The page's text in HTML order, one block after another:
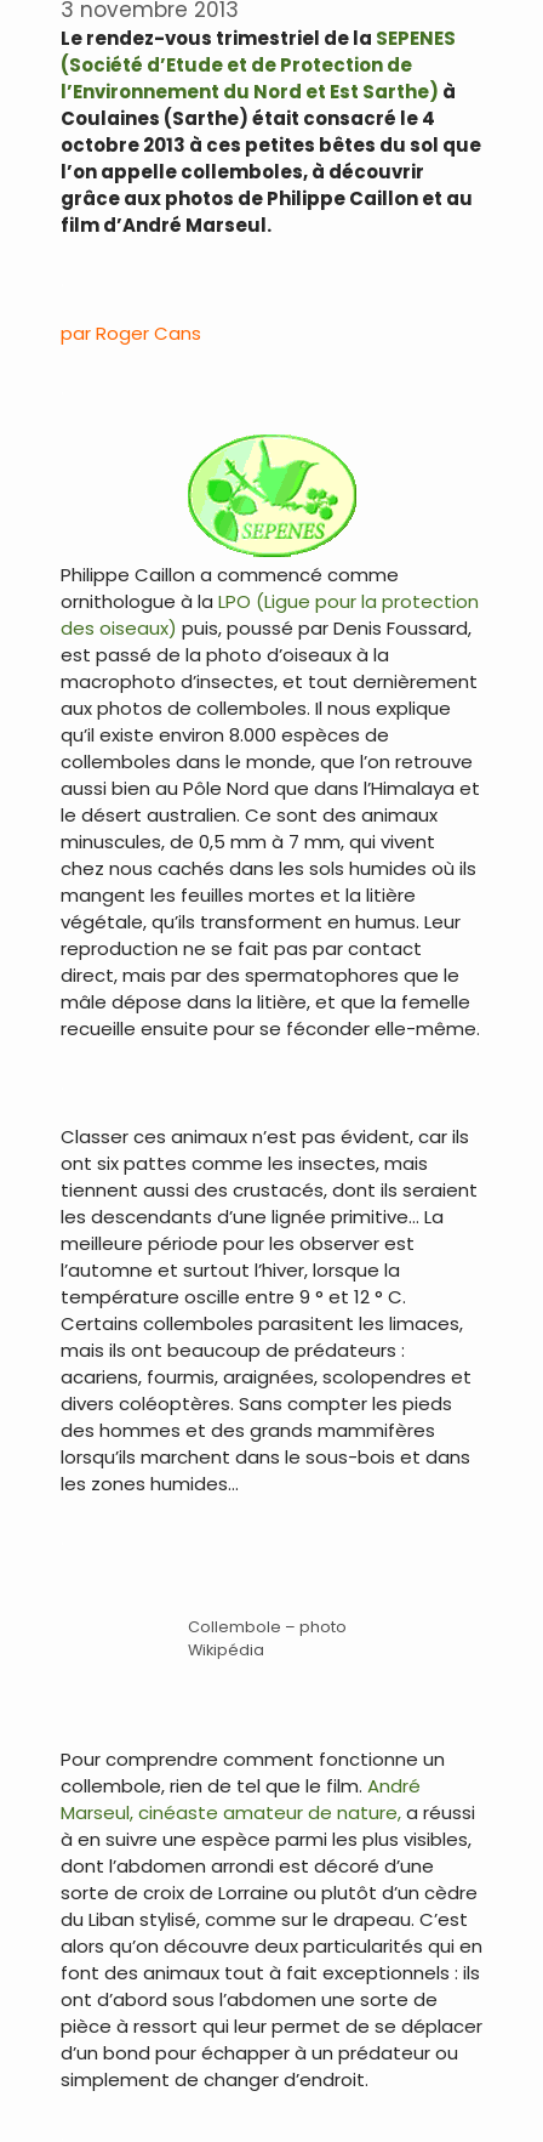
3 novembre 2013
Le rendez-vous trimestriel de la SEPENES
(Société d’Etude et de Protection de
l’Environnement du Nord et Est Sarthe) à
Coulaines (Sarthe) était consacré le 4
octobre 2013 à ces petites bêtes du sol que
l’on appelle collemboles, à découvrir
grâce aux photos de Philippe Caillon et au
film d’André Marseul.
par Roger Cans
Philippe Caillon a commencé comme
ornithologue à la LPO (Ligue pour la protection
des oiseaux) puis, poussé par Denis Foussard,
est passé de la photo d’oiseaux à la
macrophoto d’insectes, et tout dernièrement
aux photos de collemboles. Il nous explique
qu’il existe environ 8.000 espèces de
collemboles dans le monde, que l’on retrouve
aussi bien au Pôle Nord que dans l’Himalaya et
le désert australien. Ce sont des animaux
minuscules, de 0,5 mm à 7 mm, qui vivent
chez nous cachés dans les sols humides où ils
mangent les feuilles mortes et la litière
végétale, qu’ils transforment en humus. Leur
reproduction ne se fait pas par contact
direct, mais par des spermatophores que le
mâle dépose dans la litière, et que la femelle
recueille ensuite pour se féconder elle-même.
Classer ces animaux n’est pas évident, car ils
ont six pattes comme les insectes, mais
tiennent aussi des crustacés, dont ils seraient
les descendants d’une lignée primitive… La
meilleure période pour les observer est
l’automne et surtout l’hiver, lorsque la
température oscille entre 9 ° et 12 ° C.
Certains collemboles parasitent les limaces,
mais ils ont beaucoup de prédateurs :
acariens, fourmis, araignées, scolopendres et
divers coléoptères. Sans compter les pieds
des hommes et des grands mammifères
lorsqu’ils marchent dans le sous-bois et dans
les zones humides…
Collembole – photo
Wikipédia
Pour comprendre comment fonctionne un
collembole, rien de tel que le film. André
Marseul, cinéaste amateur de nature,a réussi
à en suivre une espèce parmi les plus visibles,
dont l’abdomen arrondi est décoré d’une
sorte de croix de Lorraine ou plutôt d’un cèdre
du Liban stylisé, comme sur le drapeau. C’est
alors qu’on découvre deux particularités qui en
font des animaux tout à fait exceptionnels : ils
ont d’abord sous l’abdomen une sorte de
pièce à ressort qui leur permet de se déplacer
d’un bond pour échapper à un prédateur ou
simplement de changer d’endroit.